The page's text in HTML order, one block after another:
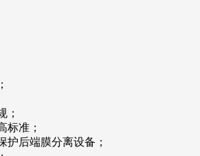
；
标准；
后端膜分离设备；